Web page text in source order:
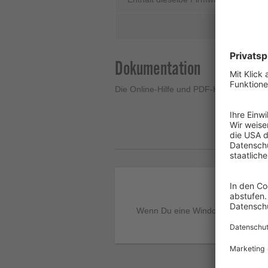
Dokumentation
Die Online-Hilfe und PDF-Handbücher
Wenn Du eine Windows- oder